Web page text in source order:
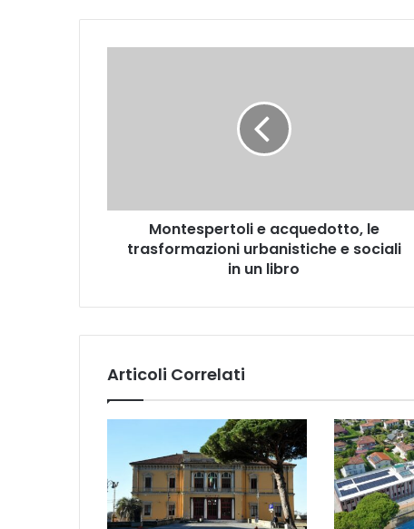
r
e
u
e
d
t
o
,
Montespertoli e acquedotto, le
trasformazioni urbanistiche e sociali
in un libro
Articoli Correlati